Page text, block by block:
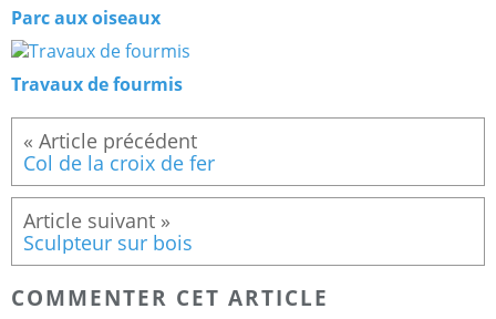
Parc aux oiseaux
Travaux de fourmis
Col de la croix de fer
Sculpteur sur bois
COMMENTER CET ARTICLE